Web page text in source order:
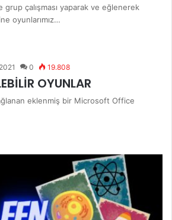
çalışması yaparak ve eğlenerek
oyunlarımız…
0 19.808
OYUNLAR
eklenmiş bir Microsoft Office